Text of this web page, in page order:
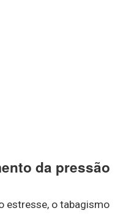
da pressão
estresse, o tabagismo